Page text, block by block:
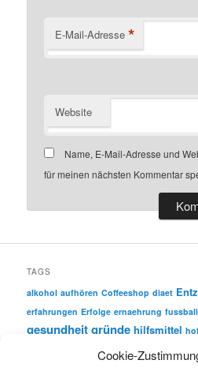
Cookie-
E-Mail-Adresse *
Website
Name, E-Mail-Adresse und
für meinen nächsten Kommentar
TAGS
alkohol aufhören Coffeeshop diaet
erfahrungen Erfolge ernaehrung fussball
gesundheitgründe hilfsmittel
motivation